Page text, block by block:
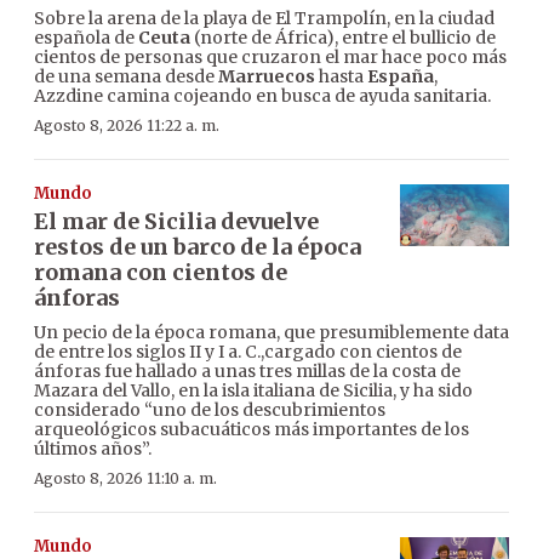
Sobre la arena de la playa de El Trampolín, en la ciudad
española de Ceuta (norte de África), entre el bullicio de
cientos de personas que cruzaron el mar hace poco más
de una semana desdeMarruecos hasta España,
Azzdine camina cojeando en busca de ayuda sanitaria.
Agosto 8, 2026 11:22 a. m.
Mundo
El mar de Sicilia devuelve
restos de un barco de la época
romana con cientos de
ánforas
Un pecio de la época romana, que presumiblemente data
de entre los siglos II y I a. C.,cargado con cientos de
ánforas fue hallado a unas tres millas de la costa de
Mazara del Vallo, en la isla italiana de Sicilia, y ha sido
considerado “uno de los descubrimientos
arqueológicos subacuáticos más importantes de los
últimos años”.
Agosto 8, 2026 11:10 a. m.
Mundo